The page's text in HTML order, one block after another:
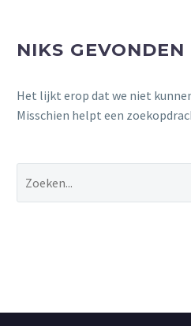
NIKS GEVONDEN
Het lijkt erop dat we niet
Misschien helpt een